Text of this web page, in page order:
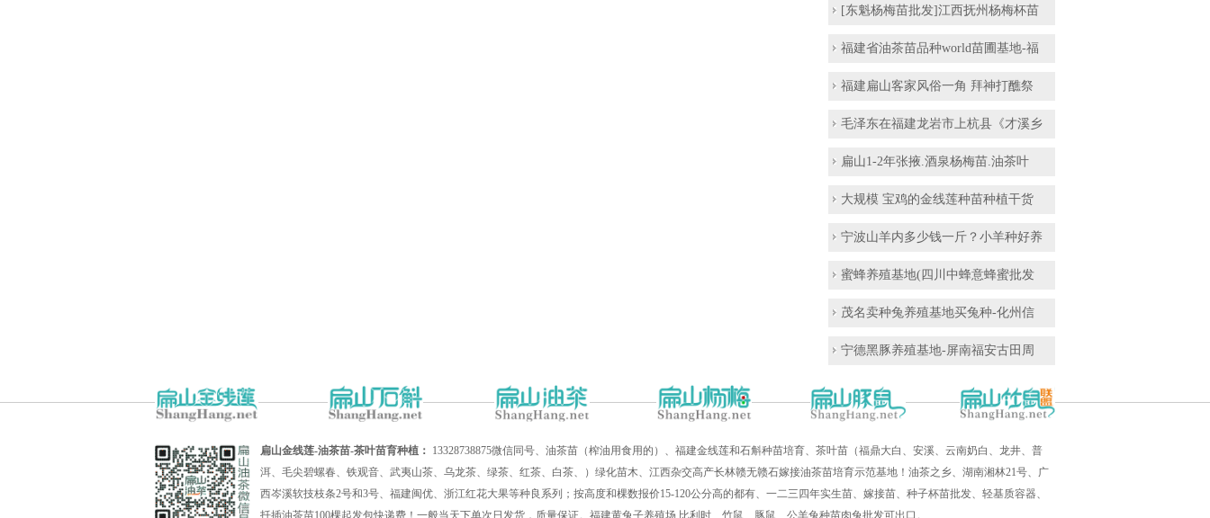
[东魁杨梅苗批发]江西抚州杨梅杯苗
福建省油茶苗品种world苗圃基地-福
福建扁山客家风俗一角 拜神打醮祭
毛泽东在福建龙岩市上杭县《才溪乡
扁山1-2年张掖.酒泉杨梅苗.油茶叶
大规模 宝鸡的金线莲种苗种植干货
宁波山羊内多少钱一斤？小羊种好养
蜜蜂养殖基地(四川中蜂意蜂蜜批发
茂名卖种兔养殖基地买兔种-化州信
宁德黑豚养殖基地-屏南福安古田周
扁山金线莲-油茶苗-茶叶苗育种植： 13328738875微信同号、油茶苗（榨油用食用的）、福建金线莲和石斛种苗培育、茶叶苗（福鼎大白、安溪、云南奶白、龙井、普
洱、毛尖碧螺春、铁观音、武夷山茶、乌龙茶、绿茶、红茶、白茶、）绿化苗木、江西杂交高产长林赣无赣石嫁接油茶苗培育示范基地！油茶之乡、湖南湘林21号、广
西岑溪软技枝条2号和3号、福建闽优、浙江红花大果等种良系列；按高度和棵数报价15-120公分高的都有、一二三四年实生苗、嫁接苗、种子杯苗批发、轻基质容器、
扦插油茶苗100棵起发包快递费！一般当天下单次日发货，质量保证。福建黄兔子养殖场,比利时、竹鼠、豚鼠、公羊兔种苗肉兔批发可出口。